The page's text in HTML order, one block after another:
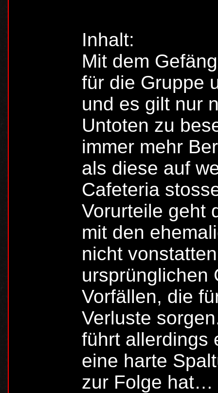
Inhalt:
Mit dem
für die Gruppe
und es gilt nur
Untoten zu
immer mehr
als diese auf
Cafeteria
Vorurteile geht
mit den
nicht
ursprünglichen
Vorfällen, die
Verluste
führt allerdings
eine harte
zur Folge hat…